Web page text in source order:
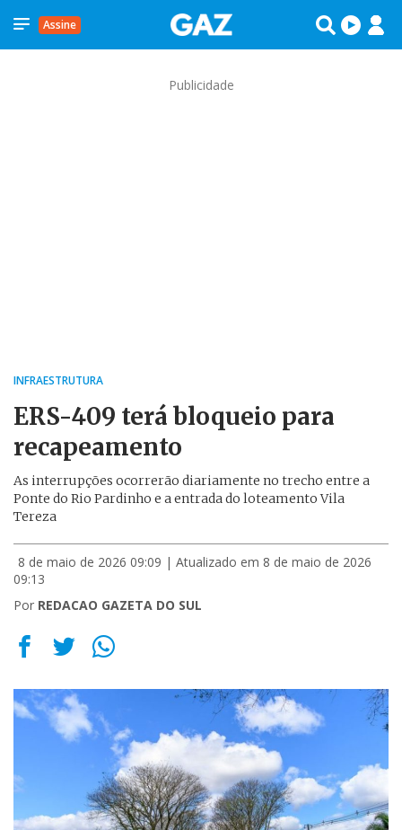
Assine
Publicidade
INFRAESTRUTURA
ERS-409 terá bloqueio para
recapeamento
As interrupções ocorrerão diariamente no trecho entre a
Ponte do Rio Pardinho e a entrada do loteamento Vila
Tereza
8 de maio de 2026 09:09 | Atualizado em 8 de maio de 2026
09:13
Por REDACAO GAZETA DO SUL